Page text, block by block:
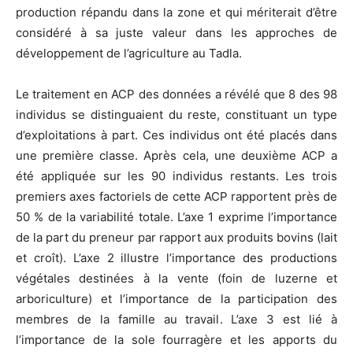
production répandu dans la zone et qui mériterait d’être
considéré à sa juste valeur dans les approches de
développement de l’agriculture au Tadla.
Le traitement en ACP des données a révélé que 8 des 98
individus se distinguaient du reste, constituant un type
d’exploitations à part. Ces individus ont été placés dans
une première classe. Après cela, une deuxième ACP a
été appliquée sur les 90 individus restants. Les trois
premiers axes factoriels de cette ACP rapportent près de
50 % de la variabilité totale. L’axe 1 exprime l’importance
de la part du preneur par rapport aux produits bovins (lait
et croît). L’axe 2 illustre l’importance des productions
végétales destinées à la vente (foin de luzerne et
arboriculture) et l’importance de la participation des
membres de la famille au travail. L’axe 3 est lié à
l’importance de la sole fourragère et les apports du